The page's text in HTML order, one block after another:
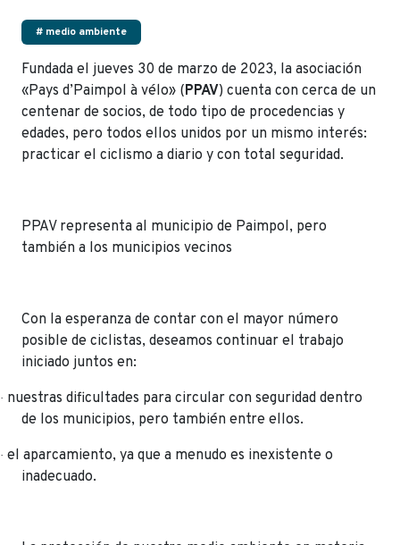
# medio ambiente
Fundada el jueves 30 de marzo de 2023, la asociación
«Pays d’Paimpol à vélo» (PPAV) cuenta con cerca de un
centenar de socios, de todo tipo de procedencias y
edades, pero todos ellos unidos por un mismo interés:
practicar el ciclismo a diario y con total seguridad.
PPAV representa al municipio de Paimpol, pero
también a los municipios vecinos
Con la esperanza de contar con el mayor número
posible de ciclistas, deseamos continuar el trabajo
iniciado juntos en:
· nuestras dificultades para circular con seguridad dentro
de los municipios, pero también entre ellos.
· el aparcamiento, ya que a menudo es inexistente o
inadecuado.